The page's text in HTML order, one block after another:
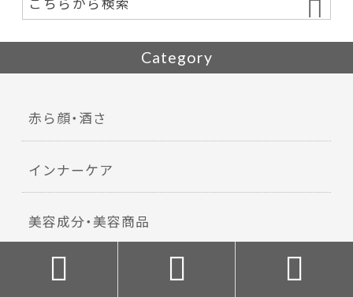
Category
赤ら顔・酒さ
インナーケア
美容成分・美容商品
  